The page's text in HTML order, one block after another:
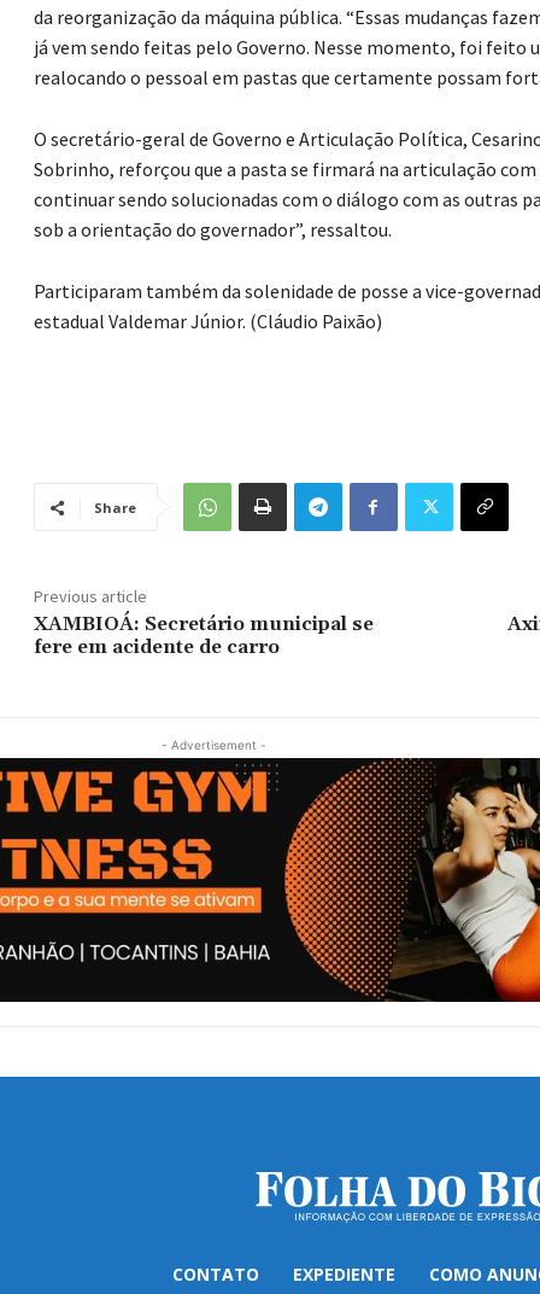
da reorganização da máquina pública. “Essas mudanças
já vem sendo feitas pelo Governo. Nesse momento, foi
realocando o pessoal em pastas que certamente possam
O secretário-geral de Governo e Articulação Política,
Sobrinho, reforçou que a pasta se firmará na articulação com
continuar sendo solucionadas com o diálogo com as outras
sob a orientação do governador”, ressaltou.
Participaram também da solenidade de posse a vice-
estadual Valdemar Júnior. (Cláudio Paixão)
Share
Previous article
XAMBIOÁ: Secretário municipal se
fere em acidente de carro
- Advertisement -
CONTATO EXPEDIENTE COMO